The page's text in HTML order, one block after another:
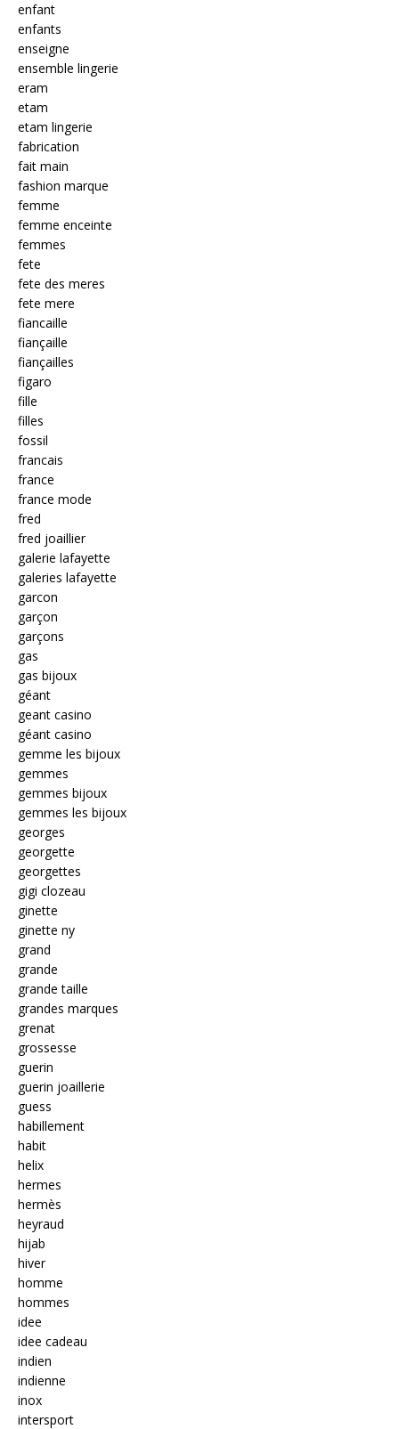
enfant
enfants
enseigne
ensemble lingerie
eram
etam
etam lingerie
fabrication
fait main
fashion marque
femme
femme enceinte
femmes
fete
fete des meres
fete mere
fiancaille
fiançaille
fiançailles
figaro
fille
filles
fossil
francais
france
france mode
fred
fred joaillier
galerie lafayette
galeries lafayette
garcon
garçon
garçons
gas
gas bijoux
géant
geant casino
géant casino
gemme les bijoux
gemmes
gemmes bijoux
gemmes les bijoux
georges
georgette
georgettes
gigi clozeau
ginette
ginette ny
grand
grande
grande taille
grandes marques
grenat
grossesse
guerin
guerin joaillerie
guess
habillement
habit
helix
hermes
hermès
heyraud
hijab
hiver
homme
hommes
idee
idee cadeau
indien
indienne
inox
intersport